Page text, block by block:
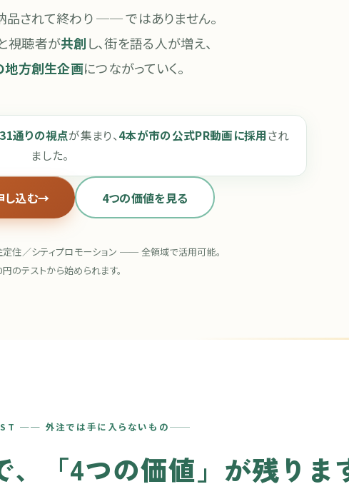
品されて終わり ── ではありません。
視聴者が共創し、街を語る人が増え、
地方創生企画につながっていく。
31通りの視点が集まり、4本が市の公式PR動画に採用され
ました。
込む 4つの価値を見る
住／シティプロモーション ── 全領域で活用可能。
のテストから始められます。
── 外注では手に入らないもの
「4つの価値」が残りま